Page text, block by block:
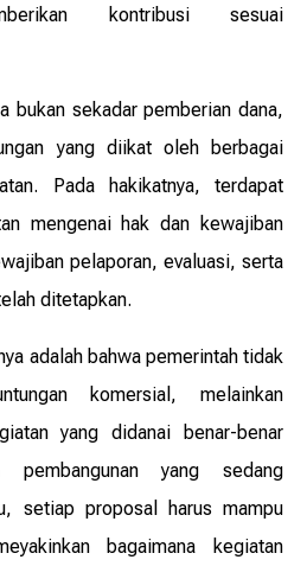
kontribusi sesuai
bukan sekadar pemberian dana,
yang diikat oleh berbagai
Pada hakikatnya, terdapat
mengenai hak dan kewajiban
pelaporan, evaluasi, serta
ditetapkan.
adalah bahwa pemerintah tidak
komersial, melainkan
yang didanai benar-benar
yang sedang
setiap proposal harus mampu
bagaimana kegiatan